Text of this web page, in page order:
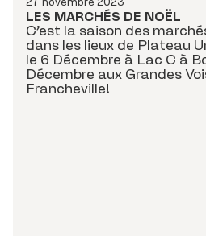
LES MARCHÉS DE NOËL
C’est la saison des
dans les lieux de Plateau
le 6 Décembre à Lac C à
Décembre aux Grandes
Francheville!